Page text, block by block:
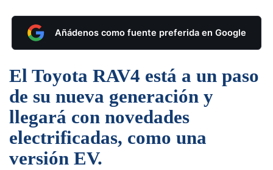
Añádenos como fuente preferida en Google
El Toyota RAV4 está a un paso
de su nueva generación y
llegará con novedades
electrificadas, como una
versión EV.